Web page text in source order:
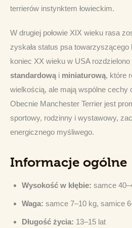
terrierów instynktem łowieckim.
W drugiej połowie XIX wieku rasa
zyskała status psa
koniec XX wieku w USA
standardową i miniaturową, które
wielkością, ale mają wspólne cechy
Obecnie Manchester Terrier jest
sportowy, rodzinny i wystawowy,
energicznego myśliwego.
Informacje ogólne
Wysokość w kłębie: samce
Waga: samce 7–10 kg, samice
Długość życia: 13–15 lat